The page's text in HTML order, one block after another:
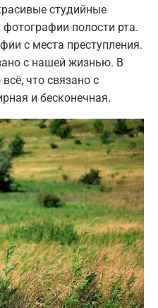
студийные
полости рта.
с места преступления.
с нашей жизнью. В
что связано с
и бесконечная.